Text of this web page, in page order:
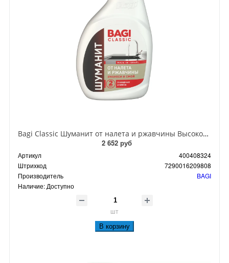
Bagi Classic Шуманит от налета и ржавчины Высокоэффективная пена для основательно и быстрого очищения от извести, налета и ржавчины 400 мл
2 652 руб
Артикул
400408324
Штрихкод
7290016209808
Производитель
BAGI
Наличие: Доступно
шт
В корзину